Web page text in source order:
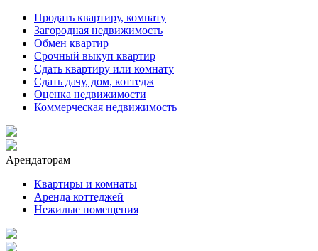
Продать квартиру, комнату
Загородная недвижимость
Обмен квартир
Срочный выкуп квартир
Сдать квартиру или комнату
Сдать дачу, дом, коттедж
Оценка недвижимости
Коммерческая недвижимость
Арендаторам
Квартиры и комнаты
Аренда коттеджей
Нежилые помещения